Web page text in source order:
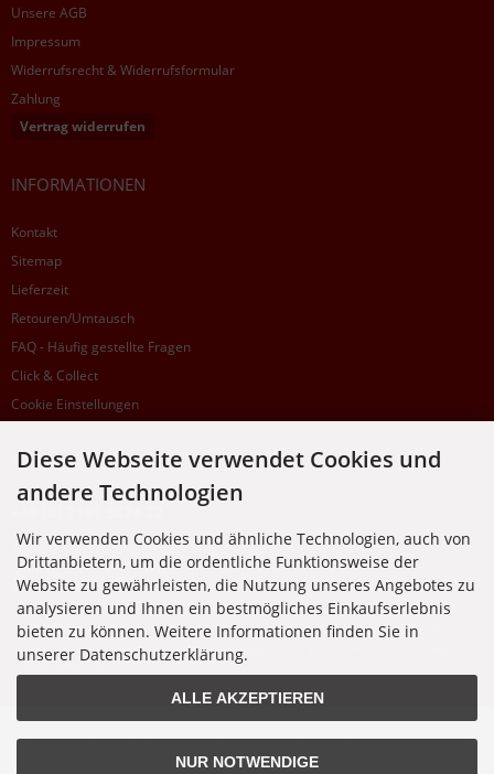
Unsere AGB
Impressum
Widerrufsrecht & Widerrufsformular
Zahlung
Vertrag widerrufen
INFORMATIONEN
Kontakt
Sitemap
Lieferzeit
Retouren/Umtausch
FAQ - Häufig gestellte Fragen
Click & Collect
Cookie Einstellungen
SUPPORTHOTLINE
Zu laufenden Aufträgen oder Fragen allgemein:
Montag, Dienstag, Donnerstag, Freitag: 10:00 - 16:00 Uhr
Mittwoch: 10:00 - 18:00 Uhr
* Kosten: normaler Ortstarif DE, mit Flatratevertrag natürlich kostenlos. Aus dem
Ausland fallen die jeweils geltenden Auslandsgebühren an. Anrufe aus dem Handynetz
können abweichen.
Alle Preise inkl. gesetzl. MwSt. zzgl.Versandkosten. Die durchgestrichenen Preise
entsprechen dem bisherigen Preis bei Nixgut Onlineshop
Diese Webseite verwendet Cookies und
andere Technologien
Wir verwenden Cookies und ähnliche Technologien, auch von
Drittanbietern, um die ordentliche Funktionsweise der
Website zu gewährleisten, die Nutzung unseres Angebotes zu
analysieren und Ihnen ein bestmögliches Einkaufserlebnis
bieten zu können. Weitere Informationen finden Sie in
unserer Datenschutzerklärung.
ALLE AKZEPTIEREN
NUR NOTWENDIGE